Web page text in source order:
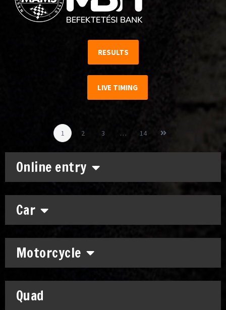
Online entry
Car
Motorcycle
Quad
RESULTS
LIVE TIMING
1 2 3 … 14